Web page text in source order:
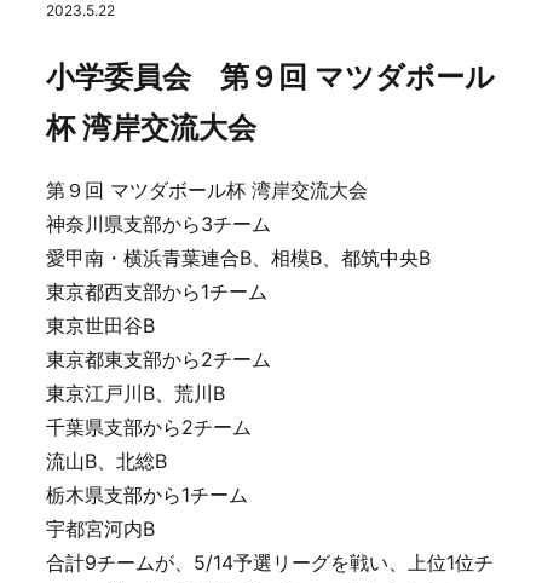
2023.5.22
小学委員会 第９回 マツダボール
杯 湾岸交流大会
第９回 マツダボール杯 湾岸交流大会
神奈川県支部から3チーム
愛甲南・横浜青葉連合B、相模B、都筑中央B
東京都西支部から1チーム
東京世田谷B
東京都東支部から2チーム
東京江戸川B、荒川B
千葉県支部から2チーム
流山B、北総B
栃木県支部から1チーム
宇都宮河内B
合計9チームが、5/14予選リーグを戦い、上位1位チ